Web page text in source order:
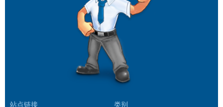
站点链接 类别